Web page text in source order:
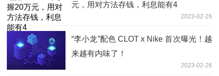
元，用对方法存钱，利息能有4
2023-02-26
“李小龙”配色 CLOT x Nike 首次曝光！越
来越有内味了！
2023-02-26